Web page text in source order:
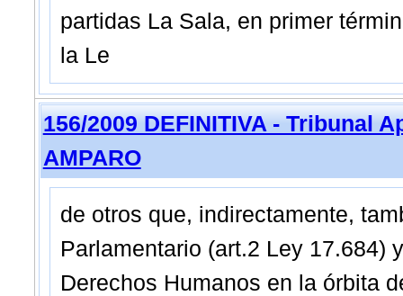
partidas La Sala, en primer
la Le
156/2009 DEFINITIVA - Tribunal
AMPARO
de otros que, indirectamente,
Parlamentario (art.2 Ley 17.684)
Derechos Humanos en la órbita